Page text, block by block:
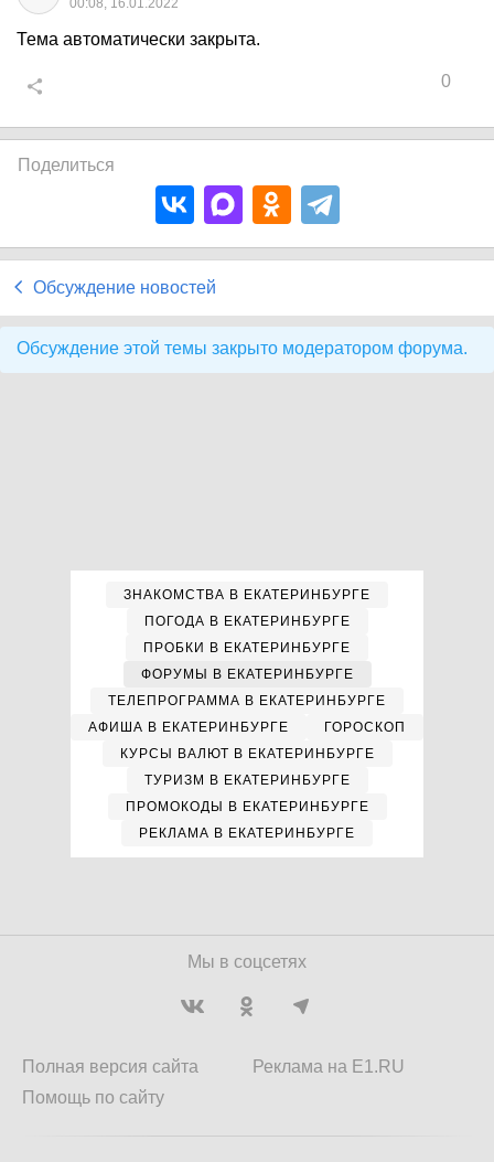
00:08, 16.01.2022
Тема автоматически закрыта.
0
Поделиться
Обсуждение новостей
Обсуждение этой темы закрыто модератором форума.
ЗНАКОМСТВА В ЕКАТЕРИНБУРГЕ
ПОГОДА В ЕКАТЕРИНБУРГЕ
ПРОБКИ В ЕКАТЕРИНБУРГЕ
ФОРУМЫ В ЕКАТЕРИНБУРГЕ
ТЕЛЕПРОГРАММА В ЕКАТЕРИНБУРГЕ
АФИША В ЕКАТЕРИНБУРГЕ
ГОРОСКОП
КУРСЫ ВАЛЮТ В ЕКАТЕРИНБУРГЕ
ТУРИЗМ В ЕКАТЕРИНБУРГЕ
ПРОМОКОДЫ В ЕКАТЕРИНБУРГЕ
РЕКЛАМА В ЕКАТЕРИНБУРГЕ
Мы в соцсетях
Полная версия сайта
Помощь по сайту
Реклама на E1.RU